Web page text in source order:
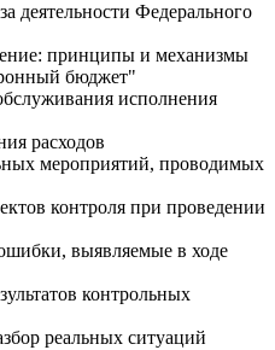
деятельности Федерального
принципы и механизмы
бюджет"
исполнения
расходов
мероприятий, проводимых
контроля при проведении
выявляемые в ходе
контрольных
реальных ситуаций